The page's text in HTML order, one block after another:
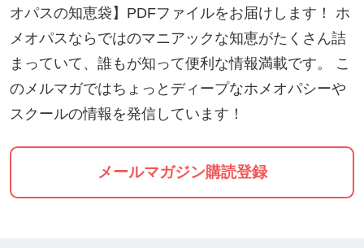
践経験の中で確かめてきたエワルト・ストットラー
氏。彼が校長を務めるHomeopathy Academy Netherl
ands (HAN)がそれです。
🔸保険認定（民間）がされる唯一のホメオパス養成
オランダでは、HANの正規課程を終え、認定試験を
クリアしたホメオパスの提供する業務には、代替療
オパスの知恵袋】PDFファイルをお届けします！ ホ
メオパスならではのマニアックな知恵がたくさん詰
まっていて、誰もが知って便利な情報満載です。 こ
のメルマガではちょっとディープなホメオパシーや
スクールの情報を発信しています！
メールマガジン購読登録